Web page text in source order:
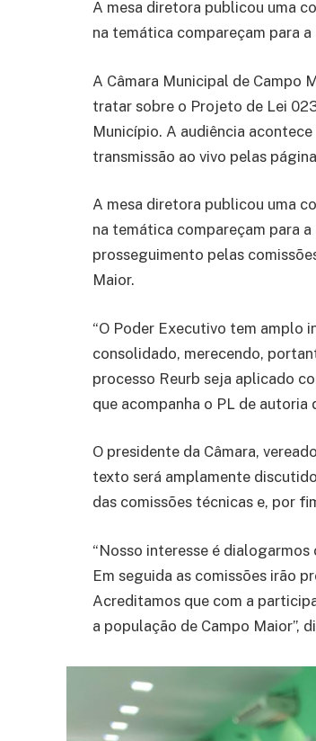
A mesa diretora publicou uma
na temática compareçam para a
A Câmara Municipal de Campo
tratar sobre o Projeto de Lei
Município. A audiência
transmissão ao vivo pelas
A mesa diretora publicou uma
na temática compareçam para
prosseguimento pelas
Maior.
“O Poder Executivo tem amplo
consolidado, merecendo,
processo Reurb seja aplicado
que acompanha o PL de
O presidente da Câmara,
texto será amplamente
das comissões técnicas e, por
“Nosso interesse é
Em seguida as comissões irão
Acreditamos que com a
a população de Campo Maior”,